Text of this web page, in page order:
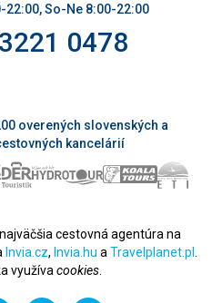
So-Ne 8:00-22:00
0478
overených slovenských a
kancelárií
cestovná agentúra na
Invia.cz, Invia.hu a Travelplanet.pl
využíva cookies.